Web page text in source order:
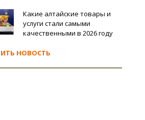
Какие алтайские товары и
услуги стали самыми
качественными в 2026 году
НОВОСТЬ